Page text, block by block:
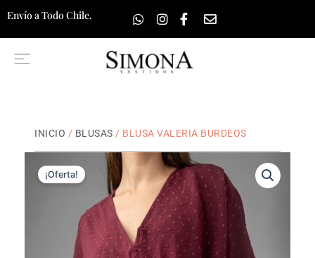
contenido
Envío a Todo Chile.
INICIO / BLUSAS / BLUSA VALERIA BURDEOS
¡Oferta!